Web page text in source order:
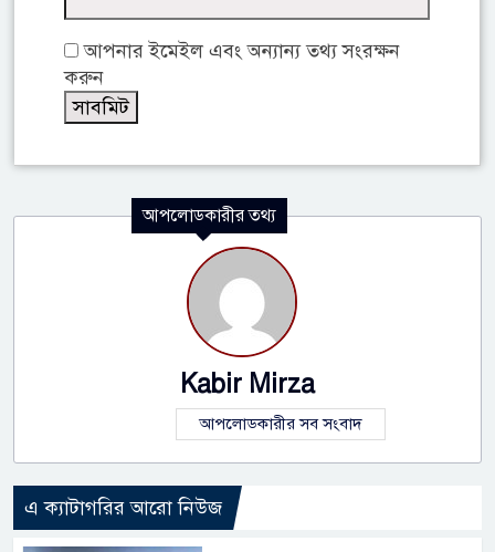
আপনার ইমেইল এবং অন্যান্য তথ্য সংরক্ষন
করুন
আপলোডকারীর তথ্য
Kabir Mirza
আপলোডকারীর সব সংবাদ
এ ক্যাটাগরির আরো নিউজ